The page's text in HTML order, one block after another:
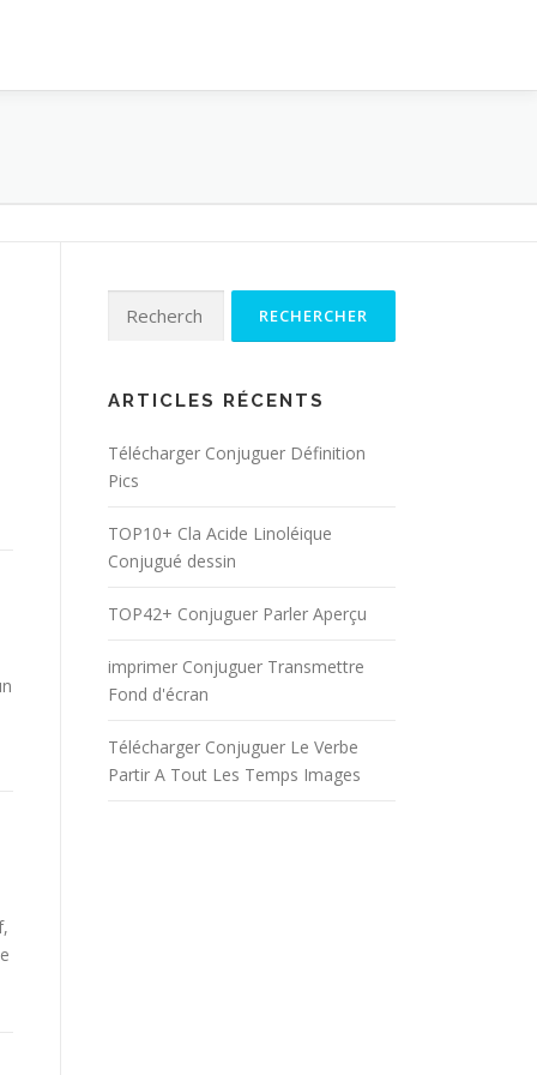
Rechercher :
ARTICLES RÉCENTS
Télécharger Conjuguer Définition
Pics
TOP10+ Cla Acide Linoléique
Conjugué dessin
TOP42+ Conjuguer Parler Aperçu
imprimer Conjuguer Transmettre
Fond d'écran
Télécharger Conjuguer Le Verbe
Partir A Tout Les Temps Images